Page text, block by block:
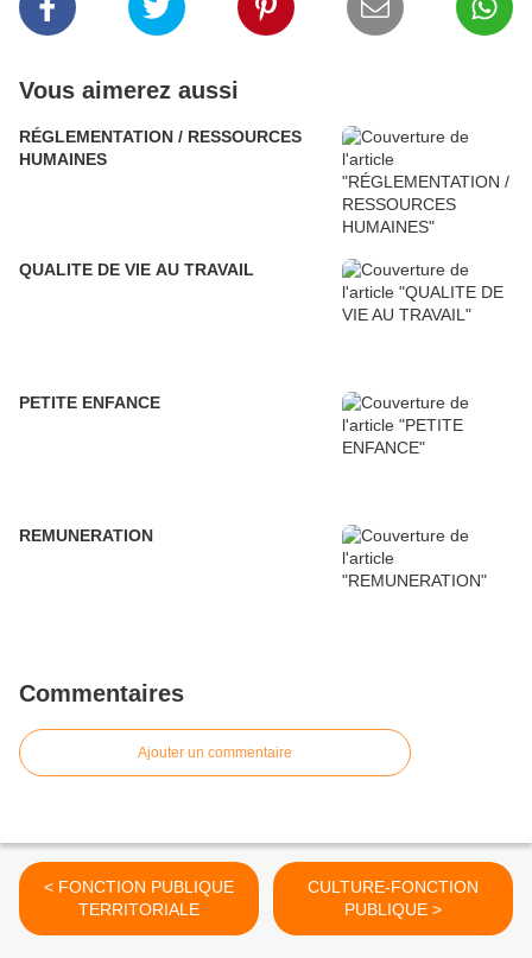
Vous aimerez aussi
RÉGLEMENTATION / RESSOURCES
HUMAINES
QUALITE DE VIE AU TRAVAIL
PETITE ENFANCE
REMUNERATION
Commentaires
Ajouter un commentaire
< FONCTION PUBLIQUE
TERRITORIALE
CULTURE-FONCTION
PUBLIQUE >